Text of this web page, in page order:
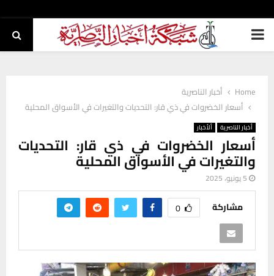
PRIMARY
Home
أخبار الناصرية
أسعار الخضروات في ذي قار: التحديات والتغيرات في الأسواق المحلية
أخبار الناصرية ألأخبار
أسعار الخضروات في ذي قار: التحديات
والتغيرات في الأسواق المحلية
5 يونيو، 2025
مشاركة 0